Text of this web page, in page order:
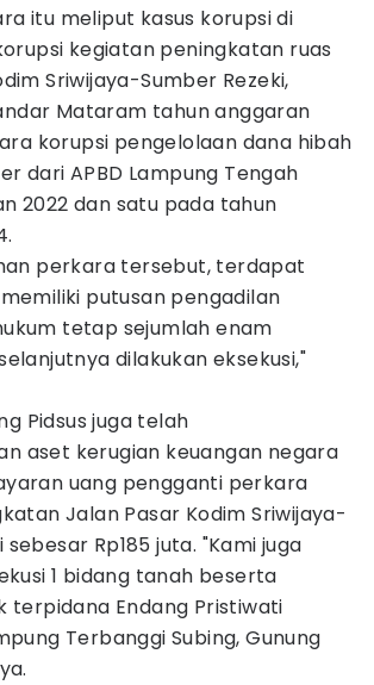
itu meliput kasus korupsi di
kegiatan peningkatan ruas
Sriwijaya-Sumber Rezeki,
Mataram tahun anggaran
korupsi pengelolaan dana hibah
dari APBD Lampung Tengah
2022 dan satu pada tahun
perkara tersebut, terdapat
putusan pengadilan
tetap sejumlah enam
dilakukan eksekusi,"
Pidsus juga telah
aset kerugian keuangan negara
uang pengganti perkara
Jalan Pasar Kodim Sriwijaya-
sebesar Rp185 juta. "Kami juga
1 bidang tanah beserta
terpidana Endang Pristiwati
Terbanggi Subing, Gunung